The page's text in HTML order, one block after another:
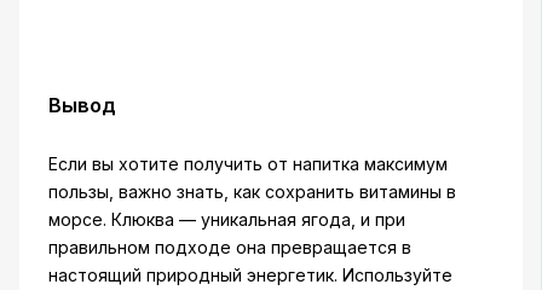
Вывод
Если вы хотите получить от напитка максимум
пользы, важно знать, как сохранить витамины в
морсе. Клюква — уникальная ягода, и при
правильном подходе она превращается в
настоящий природный энергетик. Используйте